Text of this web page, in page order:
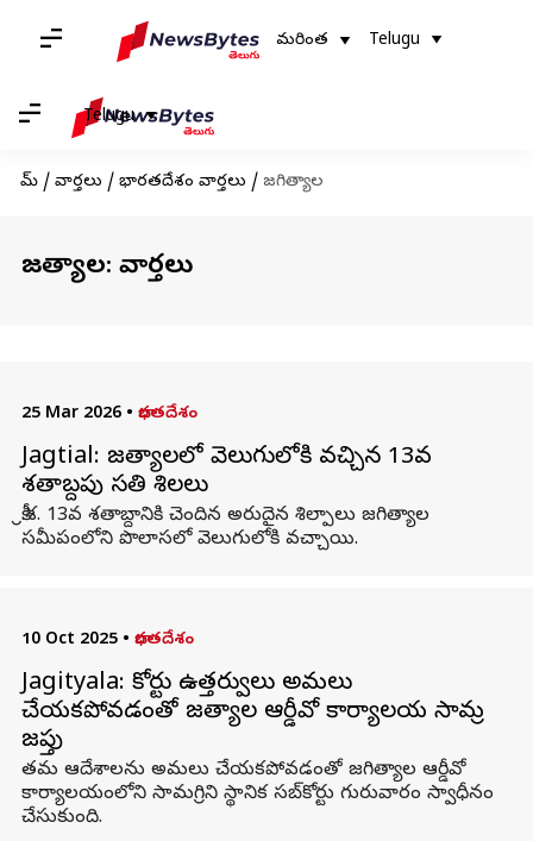
మరింత Telugu
Telugu
హోమ్ / వార్తలు / భారతదేశం వార్తలు / జగిత్యాల
జగిత్యాల: వార్తలు
25 Mar 2026 • భారతదేశం
Jagtial: జగిత్యాలలో వెలుగులోకి వచ్చిన 13వ
శతాబ్దపు సతి శిలలు
క్రీ.శ. 13వ శతాబ్దానికి చెందిన అరుదైన శిల్పాలు జగిత్యాల
సమీపంలోని పొలాసలో వెలుగులోకి వచ్చాయి.
10 Oct 2025 • భారతదేశం
Jagityala: కోర్టు ఉత్తర్వులు అమలు
చేయకపోవడంతో జగిత్యాల ఆర్డీవో కార్యాలయ సామగ్రి
జప్తు
తమ ఆదేశాలను అమలు చేయకపోవడంతో జగిత్యాల ఆర్డీవో
కార్యాలయంలోని సామగ్రిని స్థానిక సబ్‌కోర్టు గురువారం స్వాధీనం
చేసుకుంది.